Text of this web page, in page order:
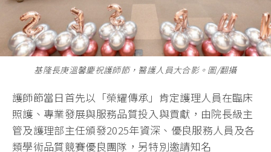
基隆長庚溫馨慶祝護師節，醫護人員大合影。圖/翻攝
護師節當日首先以「榮耀傳承」肯定護理人員在臨床
照護、專業發展與服務品質投入與貢獻，由院長級主
管及護理部主任頒發2025年資深、優良服務人員及各
類學術品質競賽優良團隊，另特別邀請知名